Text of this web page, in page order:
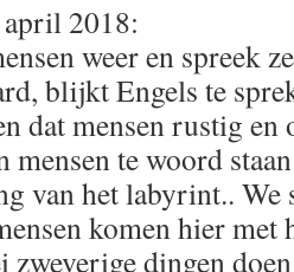
2018:
weer en spreek
blijkt Engels te
dat mensen rustig
mensen te woord
van het labyrint.. We
komen hier met
dingen